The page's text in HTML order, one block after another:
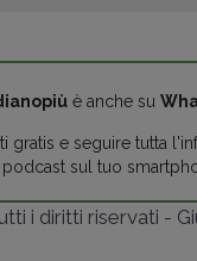
è anche su
gratis e seguire tutta
sul tuo
i diritti riservati -